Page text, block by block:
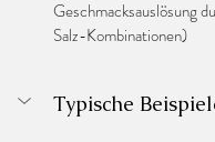
Geschmacksauslösung
Salz-Kombinationen)
Typische